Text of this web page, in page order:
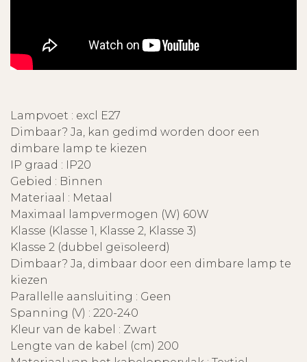
Lampvoet : excl E27
Dimbaar? Ja, kan gedimd worden door een
dimbare lamp te kiezen
IP graad : IP20
Gebied : Binnen
Materiaal : Metaal
Maximaal lampvermogen (W) 60W
Klasse (Klasse 1, Klasse 2, Klasse 3)
Klasse 2 (dubbel geïsoleerd)
Dimbaar? Ja, dimbaar door een dimbare lamp te
kiezen
Parallelle aansluiting : Geen
Spanning (V) : 220-240
Kleur van de kabel : Zwart
Lengte van de kabel (cm) 200